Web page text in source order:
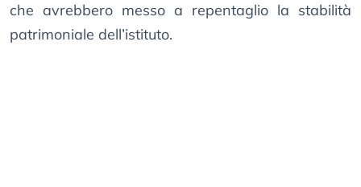
che avrebbero messo a repentaglio la stabilità
patrimoniale dell’istituto.